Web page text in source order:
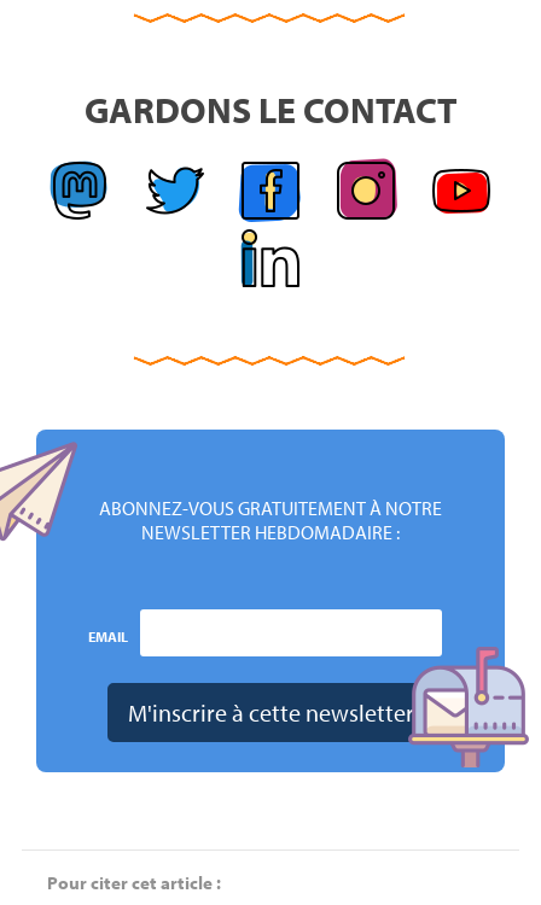
GARDONS LE CONTACT
ABONNEZ-VOUS GRATUITEMENT À NOTRE
NEWSLETTER HEBDOMADAIRE :
EMAIL
Pour citer cet article :